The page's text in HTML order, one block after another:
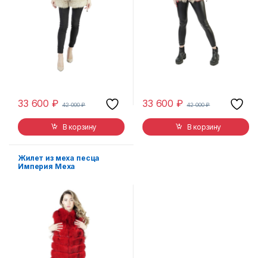
33 600₽ 42 000₽
В корзину
33 600₽ 42 000₽
В корзину
Жилет из меха песца
Империя Меха